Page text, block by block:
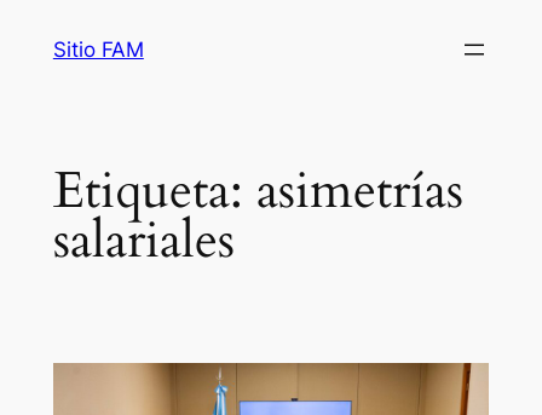
Sitio FAM
Etiqueta: asimetrías
salariales